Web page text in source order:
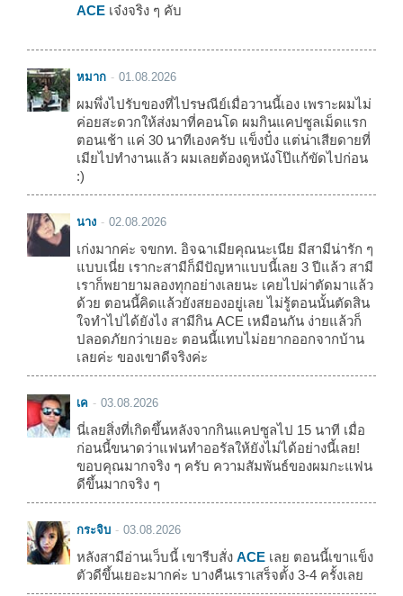
ACE เจ๋งจริง ๆ คับ
หมาก 01.08.2026
ผมพึ่งไปรับของที่ไปรษณีย์เมื่อวานนี้เอง เพราะผมไม่
ค่อยสะดวกให้ส่งมาที่คอนโด ผมกินแคปซูลเม็ดแรก
ตอนเช้า แค่ 30 นาทีเองครับ แข็งปั๋ง แต่น่าเสียดายที่
เมียไปทำงานแล้ว ผมเลยต้องดูหนังโป๊แก้ขัดไปก่อน
:)
นาง 02.08.2026
เก่งมากค่ะ จขกท. อิจฉาเมียคุณนะเนีย มีสามีน่ารัก ๆ
แบบเนี่ย เรากะสามีก็มีปัญหาแบบนี้เลย 3 ปีแล้ว สามี
เราก็พยายามลองทุกอย่างเลยนะ เคยไปผ่าตัดมาแล้ว
ด้วย ตอนนี้คิดแล้วยังสยองอยู่เลย ไม่รู้ตอนนั้นตัดสิน
ใจทำไปได้ยังไง สามีกิน ACE เหมือนกัน ง่ายแล้วก็
ปลอดภัยกว่าเยอะ ตอนนี้แทบไม่อยากออกจากบ้าน
เลยค่ะ ของเขาดีจริงค่ะ
เค 03.08.2026
นี่เลยสิ่งที่เกิดขึ้นหลังจากกินแคปซูลไป 15 นาที เมื่อ
ก่อนนี้ขนาดว่าแฟนทำออรัลให้ยังไม่ได้อย่างนี้เลย!
ขอบคุณมากจริง ๆ ครับ ความสัมพันธ์ของผมกะแฟน
ดีขึ้นมากจริง ๆ
กระจิบ 03.08.2026
หลังสามีอ่านเว็บนี้ เขารีบสั่ง ACE เลย ตอนนี้เขาแข็ง
ตัวดีขึ้นเยอะมากค่ะ บางคืนเราเสร็จตั้ง 3-4 ครั้งเลย